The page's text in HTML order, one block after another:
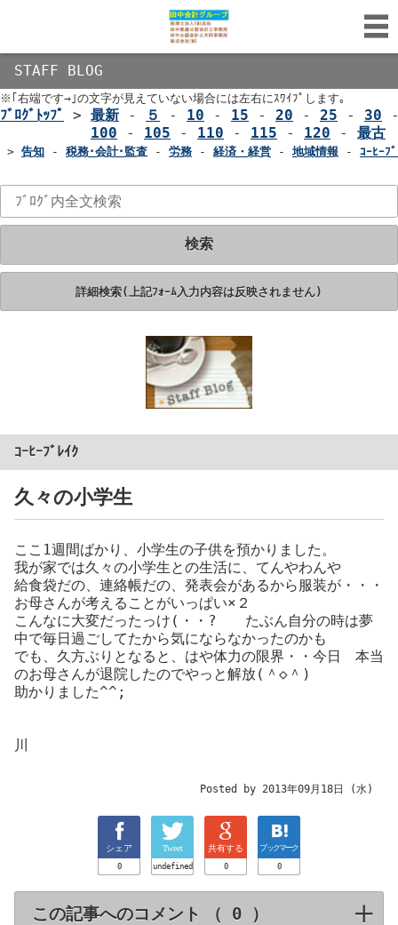
STAFF BLOG
※｢右端です→｣の文字が見えていない場合には左右にｽﾜｲﾌﾟします｡
ﾌﾞﾛｸﾞﾄｯﾌﾟ > 最新 - ５ - 10 - 15 - 20 - 25 - 30
100 - 105 - 110 - 115 - 120 - 最古
> 告知 - 税務･会計･監査 - 労務 - 経済・経営 - 地域情報 - ｺｰﾋｰﾌ
検索
詳細検索(上記ﾌｫｰﾑ入力内容は反映されません)
ｺｰﾋｰﾌﾞﾚｲｸ
久々の小学生
ここ1週間ばかり、小学生の子供を預かりました。
我が家では久々の小学生との生活に、てんやわんや
給食袋だの、連絡帳だの、発表会があるから服装が・・・
お母さんが考えることがいっぱい×２
こんなに大変だったっけ(・・? たぶん自分の時は夢
中で毎日過ごしてたから気にならなかったのかも
でも、久方ぶりとなると、はや体力の限界・・今日 本当
のお母さんが退院したのでやっと解放(＾◇＾)
助かりました^^;
川
Posted by 2013年09月18日 (水)
シェア
0
Tweet
undefined
共有する
0
ブックマーク
0
この記事へのコメント （ ） click to